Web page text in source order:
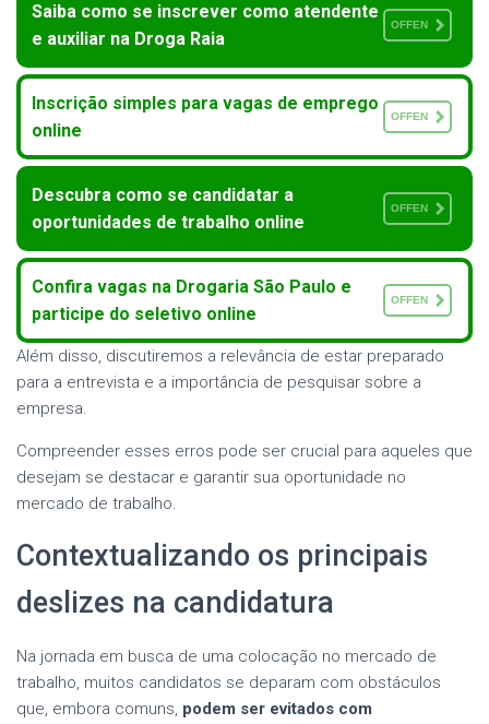
Saiba como se inscrever como atendente
e auxiliar na Droga Raia
OFFEN
Inscrição simples para vagas de emprego
online
OFFEN
Descubra como se candidatar a
oportunidades de trabalho online
OFFEN
Confira vagas na Drogaria São Paulo e
participe do seletivo online
OFFEN
Além disso, discutiremos a relevância de estar preparado
para a entrevista e a importância de pesquisar sobre a
empresa.
Compreender esses erros pode ser crucial para aqueles que
desejam se destacar e garantir sua oportunidade no
mercado de trabalho.
Contextualizando os principais
deslizes na candidatura
Na jornada em busca de uma colocação no mercado de
trabalho, muitos candidatos se deparam com obstáculos
que, embora comuns, podem ser evitados com